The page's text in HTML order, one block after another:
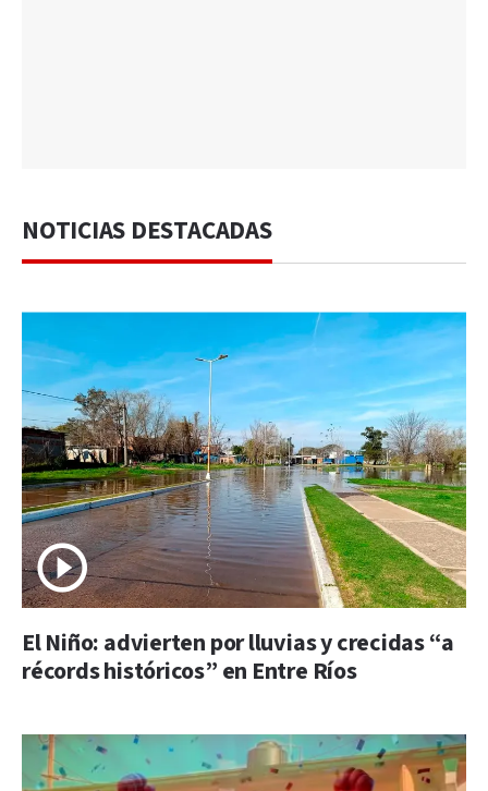
NOTICIAS DESTACADAS
El Niño: advierten por lluvias y crecidas “a
récords históricos” en Entre Ríos